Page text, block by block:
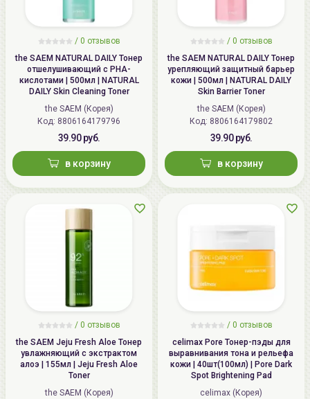
/ 0 отзывов
the SAEM NATURAL DAILY Тонер
отшелушивающий с PHA-
кислотами | 500мл | NATURAL
DAILY Skin Cleaning Toner
the SAEM (Корея)
Код: 8806164179796
39.90 руб.
в корзину
/ 0 отзывов
the SAEM NATURAL DAILY Тонер
урепляющий защитный барьер
кожи | 500мл | NATURAL DAILY
Skin Barrier Toner
the SAEM (Корея)
Код: 8806164179802
39.90 руб.
в корзину
/ 0 отзывов
the SAEM Jeju Fresh Aloe Тонер
увлажняющий с экстрактом
алоэ | 155мл | Jeju Fresh Aloe
Toner
the SAEM (Корея)
/ 0 отзывов
celimax Pore Тонер-пэды для
выравнивания тона и рельефа
кожи | 40шт(100мл) | Pore Dark
Spot Brightening Pad
celimax (Корея)